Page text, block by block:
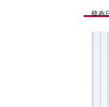
發布